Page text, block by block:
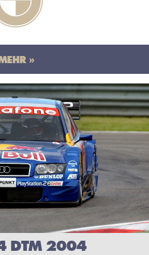
»
DTM 2004